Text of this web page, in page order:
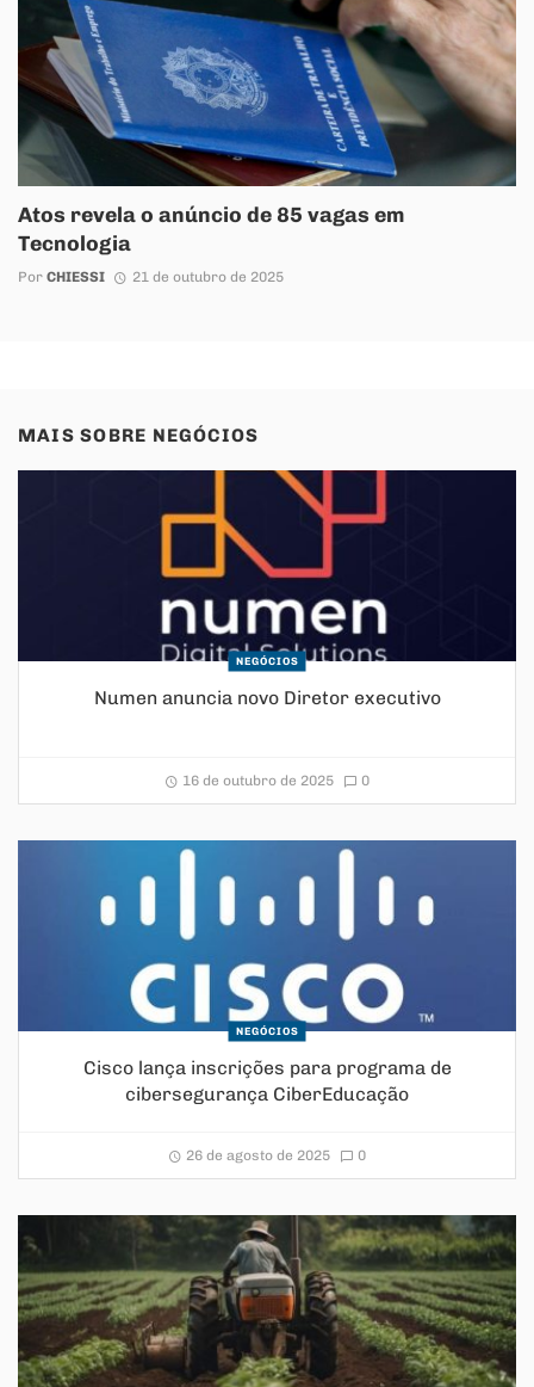
Atos revela o anúncio de 85 vagas em
Tecnologia
Por CHIESSI 21 de outubro de 2025
MAIS SOBRE NEGÓCIOS
NEGÓCIOS
Numen anuncia novo Diretor executivo
16 de outubro de 2025 0
NEGÓCIOS
Cisco lança inscrições para programa de
cibersegurança CiberEducação
26 de agosto de 2025 0